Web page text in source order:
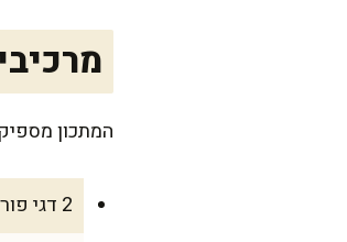
המתכון מספיק לכ-4 מנות, מושלם לארוחה משפחתית קטנה עם טעמים
2 דגי פורל שלמים (כ-400 גרם כל אחד), מנוקים